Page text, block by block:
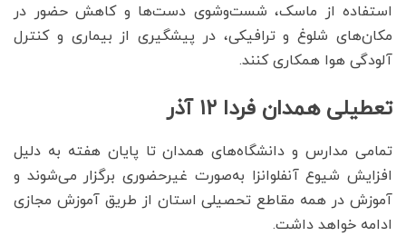
استفاده از ماسک، شست‌وشوی دست‌ها و کاهش حضور در
مکان‌های شلوغ و ترافیکی، در پیشگیری از بیماری و کنترل
آلودگی هوا همکاری کنند.
تعطیلی همدان فردا ۱۲ آذر
تمامی مدارس و دانشگاه‌های همدان تا پایان هفته به دلیل
افزایش شیوع آنفلوانزا به‌صورت غیرحضوری برگزار می‌شوند و
آموزش در همه مقاطع تحصیلی استان از طریق آموزش مجازی
ادامه خواهد داشت.